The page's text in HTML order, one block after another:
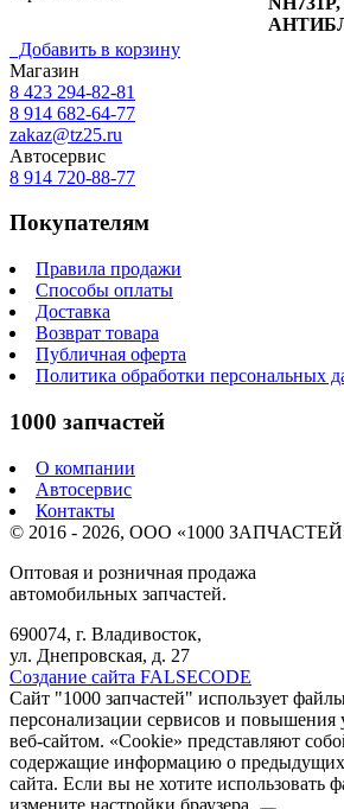
Добавить в корзину
Магазин
8 423 294-82-81
8 914 682-64-77
zakaz@tz25.ru
Автосервис
8 914 720-88-77
Покупателям
Правила продажи
Способы оплаты
Доставка
Возврат товара
Публичная оферта
Политика обработки персональных
1000 запчастей
О компании
Автосервис
Контакты
© 2016 - 2026, ООО «1000
Оптовая и розничная продажа
автомобильных запчастей.
690074, г. Владивосток,
ул. Днепровская, д. 27
Создание сайта FALSECODE
Сайт "1000 запчастей" использует
персонализации сервисов и повышения
веб-сайтом. «Cookie» представляют
содержащие информацию о
сайта. Если вы не хотите использовать
измените настройки браузера.